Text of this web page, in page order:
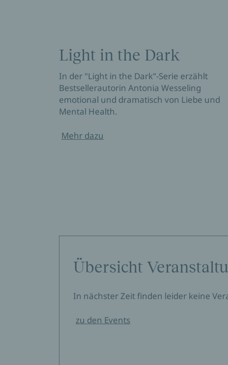
Light in the Dark
In der "Light in the Dark"-Serie erzählt
Bestsellerautorin Antonia Wesseling
emotional und dramatisch von Liebe und
Mental Health.
Mehr dazu
Übersicht
In nächster Zeit finden leider keine
zu den Events